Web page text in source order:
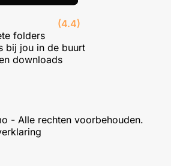
(4.4)
folders
bij jou in de buurt
downloads
- Alle rechten voorbehouden.